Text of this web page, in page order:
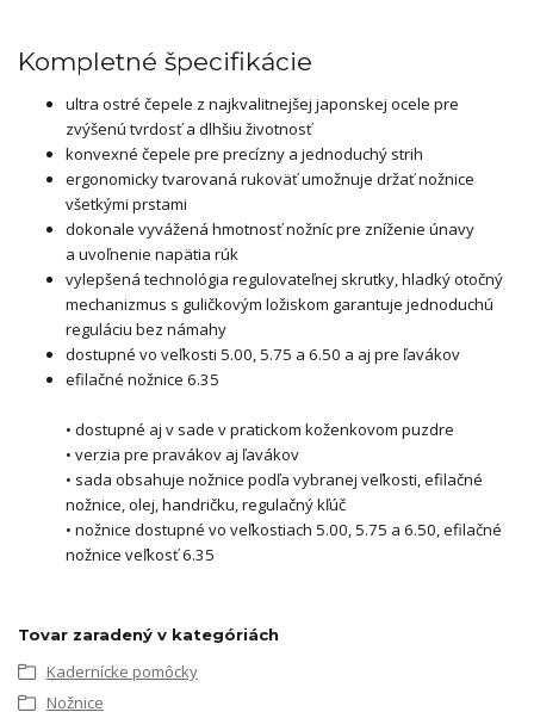
Kompletné špecifikácie
ultra ostré čepele z najkvalitnejšej japonskej ocele pre
zvýšenú tvrdosť a dlhšiu životnosť
konvexné čepele pre precízny a jednoduchý strih
ergonomicky tvarovaná rukoväť umožnuje držať nožnice
všetkými prstami
dokonale vyvážená hmotnosť nožníc pre zníženie únavy
a uvoľnenie napätia rúk
vylepšená technológia regulovateľnej skrutky, hladký otočný
mechanizmus s guličkovým ložiskom garantuje jednoduchú
reguláciu bez námahy
dostupné vo veľkosti 5.00, 5.75 a 6.50 a aj pre ľavákov
efilačné nožnice 6.35
• dostupné aj v sade v pratickom koženkovom puzdre
• verzia pre pravákov aj ľavákov
• sada obsahuje nožnice podľa vybranej veľkosti, efilačné
nožnice, olej, handričku, regulačný kľúč
• nožnice dostupné vo veľkostiach 5.00, 5.75 a 6.50, efilačné
nožnice veľkosť 6.35
Tovar zaradený v kategóriách
Kadernícke pomôcky
Nožnice